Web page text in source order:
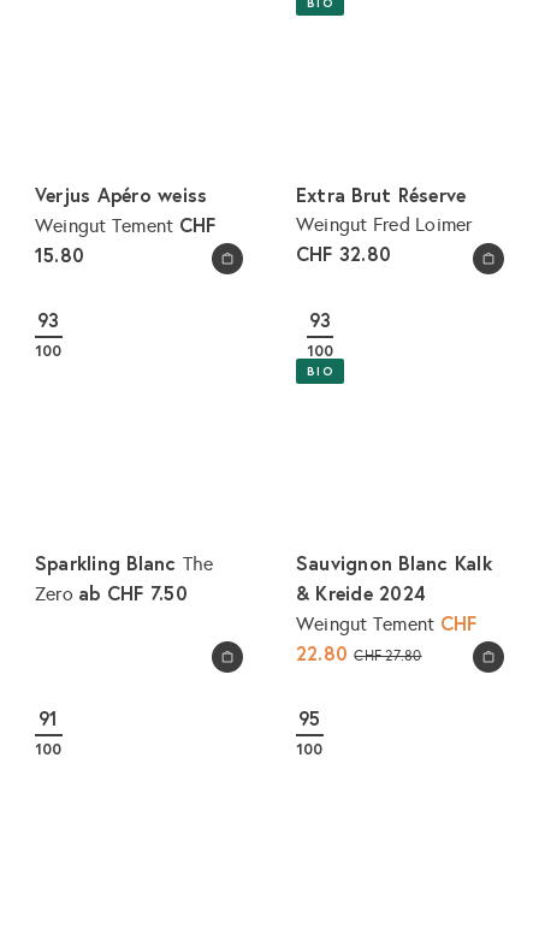
In den Warenkorb legen
Verjus Apéro weiss
Weingut Tement CHF
15.80
In den Warenkorb legen
Extra Brut Réserve
Weingut Fred Loimer
CHF 32.80
In den Warenkorb legen
93
100
Sparkling Blanc The
Zero ab CHF 7.50
In den Warenkorb legen
93
100
BIO
Sauvignon Blanc Kalk
& Kreide 2024
Weingut Tement S
CHF
22.80N
CHF 27.80
91
100
95
100